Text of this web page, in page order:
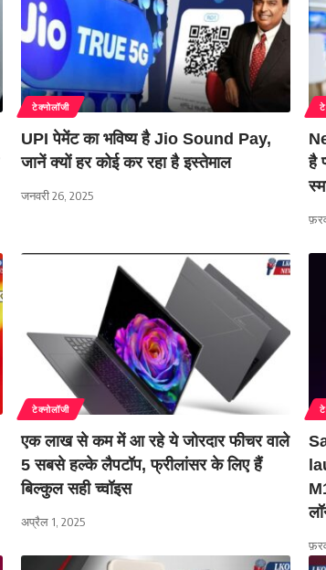
टेक्नोलॉजी
UPI पेमेंट का भविष्य है Jio Sound Pay,
जानें क्यों हर कोई कर रहा है इस्तेमाल
जनवरी 26, 2025
है
टेक्नोलॉजी
एक लाख से कम में आ रहे ये जोरदार फीचर वाले
5 सबसे हल्‍के लैपटॉप, फ्रीलांसर के ल‍िए हैं
ब‍िल्‍कुल सही च्‍वॉइस
अप्रैल 1, 2025